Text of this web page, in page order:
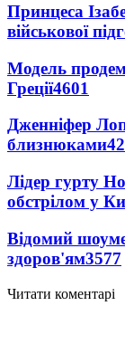
Принцеса
військової
Модель
Греції4601
Дженніфер
близнюками
Лідер гурту
обстрілом у
Відомий
здоров'ям3577
Читати коментарі